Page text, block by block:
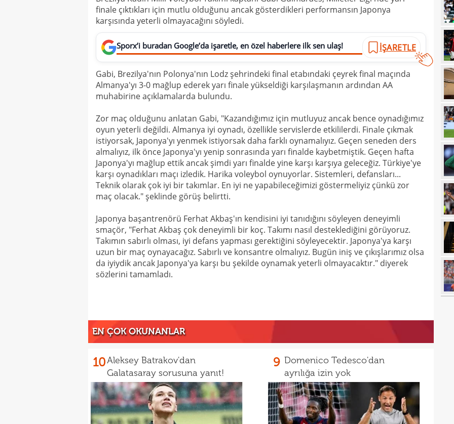
finale çıktıkları için mutlu olduğunu ancak gösterdikleri performansın Japonya
karşısında yeterli olmayacağını söyledi.
Sporx’i buradan Google’da işaretle, en özel haberlere ilk sen ulaş! İŞARETLE
Gabi, Brezilya'nın Polonya'nın Lodz şehrindeki final etabındaki çeyrek final maçında
Almanya'yı 3-0 mağlup ederek yarı finale yükseldiği karşılaşmanın ardından AA
muhabirine açıklamalarda bulundu.
Zor maç olduğunu anlatan Gabi, "Kazandığımız için mutluyuz ancak bence oynadığımız
oyun yeterli değildi. Almanya iyi oynadı, özellikle servislerde etkililerdi. Finale çıkmak
istiyorsak, Japonya'yı yenmek istiyorsak daha farklı oynamalıyız. Geçen seneden ders
almalıyız, ilk önce Japonya'yı yenip sonrasında yarı finalde kaybetmiştik. Geçen hafta
Japonya'yı mağlup ettik ancak şimdi yarı finalde yine karşı karşıya geleceğiz. Türkiye'ye
karşı oynadıkları maçı izledik. Harika voleybol oynuyorlar. Sistemleri, defansları...
Teknik olarak çok iyi bir takımlar. En iyi ne yapabileceğimizi göstermeliyiz çünkü zor
maç olacak." şeklinde görüş belirtti.
Japonya başantrenörü Ferhat Akbaş'ın kendisini iyi tanıdığını söyleyen deneyimli
smaçör, "Ferhat Akbaş çok deneyimli bir koç. Takımı nasıl desteklediğini görüyoruz.
Takımın sabırlı olması, iyi defans yapması gerektiğini söyleyecektir. Japonya'ya karşı
uzun bir maç oynayacağız. Sabırlı ve konsantre olmalıyız. Bugün iniş ve çıkışlarımız olsa
da iyiydik ancak Japonya'ya karşı bu şekilde oynamak yeterli olmayacaktır." diyerek
sözlerini tamamladı.
EN ÇOK OKUNANLAR
10Aleksey Batrakov'dan
Galatasaray sorusuna yanıt!
9 Domenico Tedesco'dan
ayrılığa izin yok
Ligi